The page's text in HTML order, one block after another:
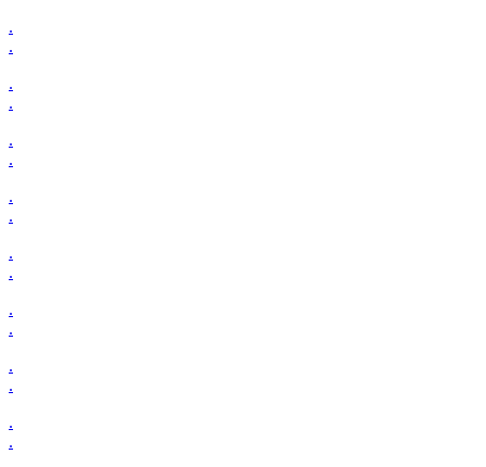
.
.
.
.
.
.
.
.
.
.
.
.
.
.
.
.